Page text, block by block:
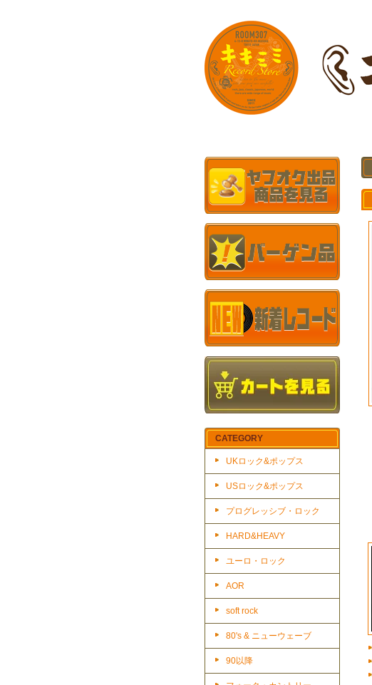
CATEGORY
UKロック&ポップス
USロック&ポップス
プログレッシブ・ロック
HARD&HEAVY
ユーロ・ロック
AOR
soft rock
80's & ニューウェーブ
90以降